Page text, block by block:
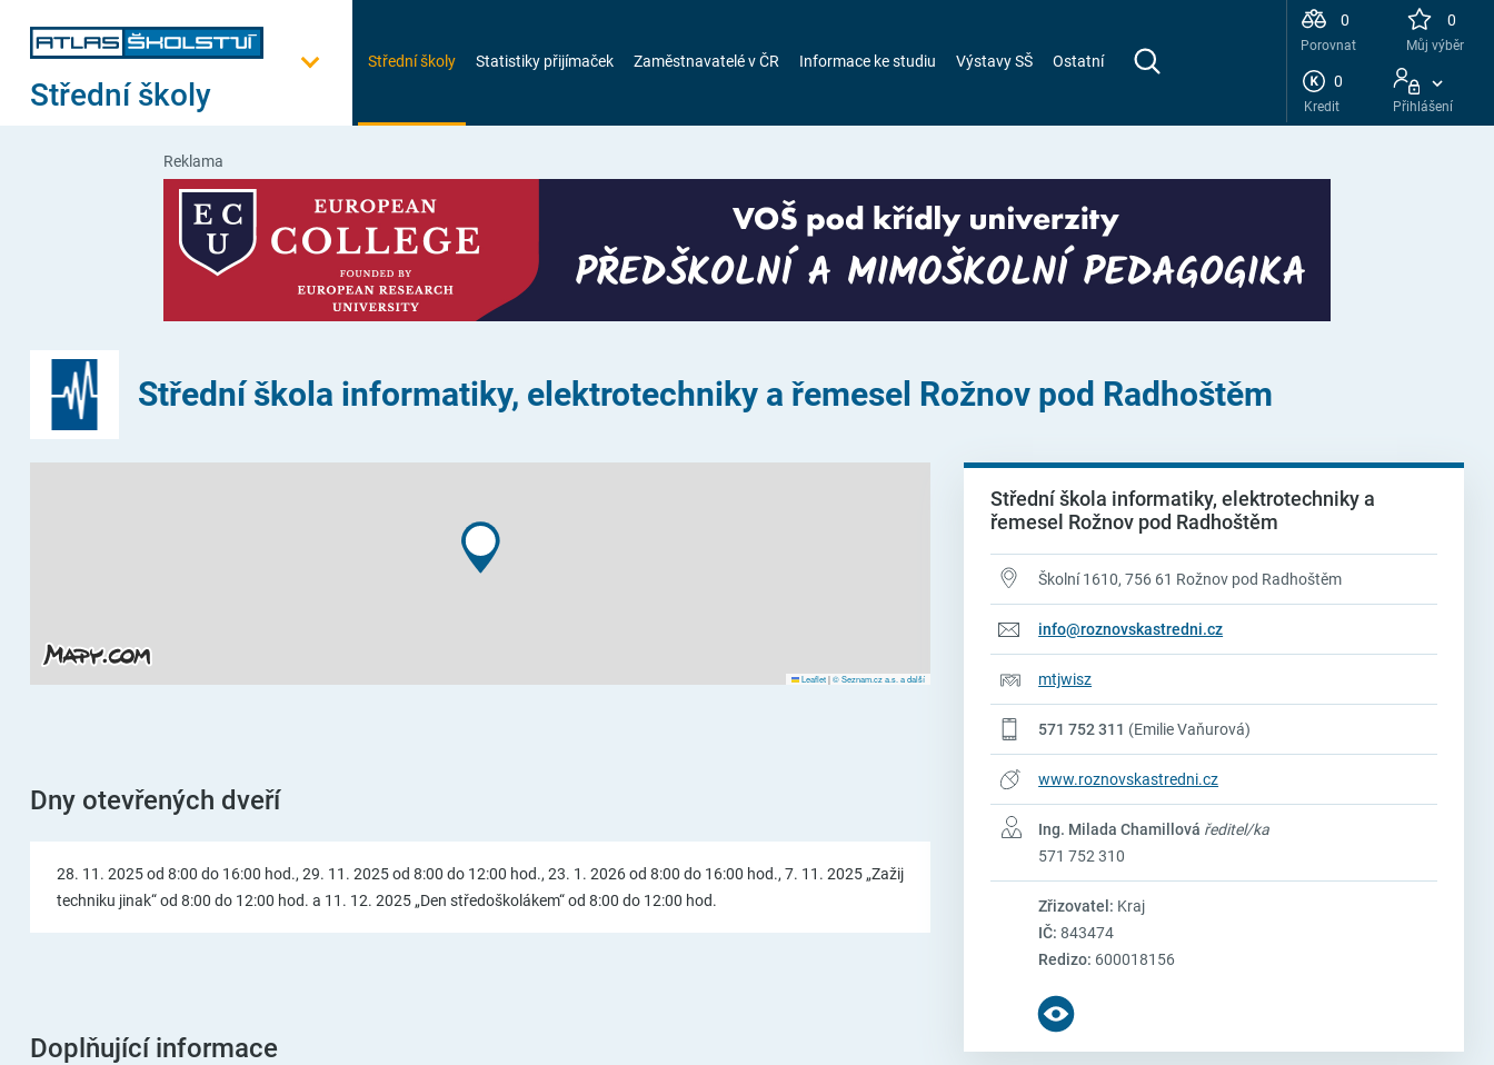
Střední školy
Střední školy Statistiky přijímaček Zaměstnavatelé v ČR Informace ke studiu Výstavy SŠ Ostatní
0
Porovnat
0
Můj výběr
0
Kredit Přihlášení
Reklama
Střední škola informatiky, elektrotechniky a řemesel Rožnov pod Radhoštěm
Střední škola informatiky, elektrotechniky a
řemesel Rožnov pod Radhoštěm
Školní 1610, 756 61 Rožnov pod Radhoštěm
info@roznovskastredni.cz
mtjwisz
571 752 311 (Emilie Vaňurová)
www.roznovskastredni.cz
Ing. Milada Chamillová ředitel/ka
571 752 310
Zřizovatel: Kraj
IČ: 843474
Redizo: 600018156
Leaflet|© Seznam.cz a.s. a další
Dny otevřených dveří
28. 11. 2025 od 8:00 do 16:00 hod., 29. 11. 2025 od 8:00 do 12:00 hod., 23. 1. 2026 od 8:00 do 16:00 hod., 7. 11. 2025 „Zažij
techniku jinak“ od 8:00 do 12:00 hod. a 11. 12. 2025 „Den středoškolákem“ od 8:00 do 12:00 hod.
Doplňující informace